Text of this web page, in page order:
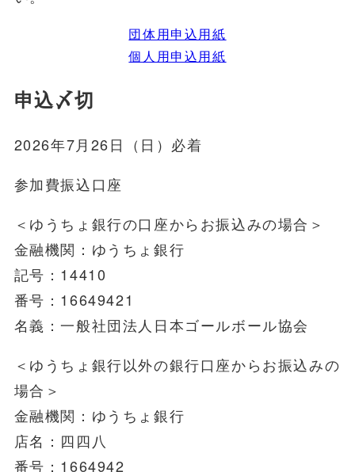
団体用申込用紙
個人用申込用紙
申込〆切
2026年7月26日（日）必着
参加費振込口座
＜ゆうちょ銀行の口座からお振込みの場合＞
金融機関：ゆうちょ銀行
記号：14410
番号：16649421
名義：一般社団法人日本ゴールボール協会
＜ゆうちょ銀行以外の銀行口座からお振込みの
場合＞
金融機関：ゆうちょ銀行
店名：四四八
番号：1664942